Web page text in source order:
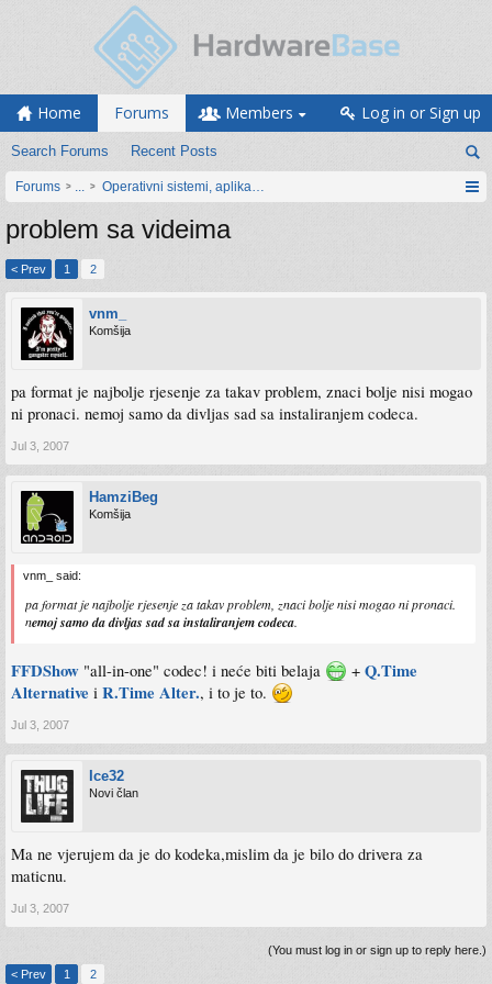
Home Forums
Search Forums Recent Posts
Members Log in or Sign up
Forums ... Operativni sistemi, aplikacije i programiranje
problem sa videima
< Prev 1 2
vnm_
Komšija
pa format je najbolje rjesenje za takav problem, znaci bolje nisi mogao
ni pronaci. nemoj samo da divljas sad sa instaliranjem codeca.
Jul 3, 2007
HamziBeg
Komšija
vnm_ said:
pa format je najbolje rjesenje za takav problem, znaci bolje nisi mogao ni pronaci.
nemoj samo da divljas sad sa instaliranjem codeca.
FFDShow "all-in-one" codec! i neće biti belaja + Q.Time
Alternative i R.Time Alter., i to je to.
Jul 3, 2007
Ice32
Novi član
Ma ne vjerujem da je do kodeka,mislim da je bilo do drivera za
maticnu.
Jul 3, 2007
(You must log in or sign up to reply here.)
< Prev
1 2